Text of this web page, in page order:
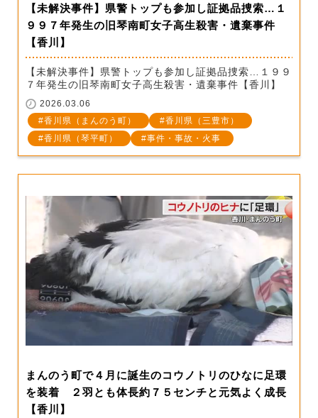
【未解決事件】県警トップも参加し証拠品捜索…１
９９７年発生の旧琴南町女子高生殺害・遺棄事件
【香川】
【未解決事件】県警トップも参加し証拠品捜索…１９９
７年発生の旧琴南町女子高生殺害・遺棄事件【香川】
2026.03.06
香川県（まんのう町）
香川県（三豊市）
香川県（琴平町）
事件・事故・火事
まんのう町で４月に誕生のコウノトリのひなに足環
を装着 ２羽とも体長約７５センチと元気よく成長
【香川】